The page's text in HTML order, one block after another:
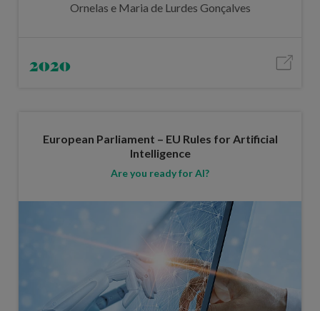
Ornelas e Maria de Lurdes Gonçalves
2020
European Parliament – EU Rules for Artificial
Intelligence
Are you ready for AI?